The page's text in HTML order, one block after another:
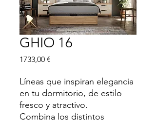
GHIO 16
1733,00 €
Líneas que inspiran elegancia
en tu dormitorio, de estilo
fresco y atractivo.
Combina los distintos